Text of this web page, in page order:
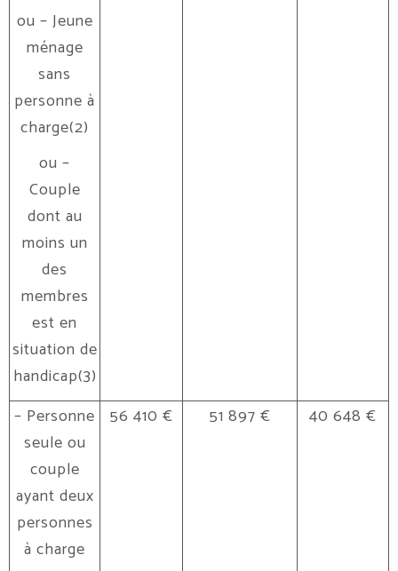
ou – Jeune
ménage
sans
personne à
charge(2)
ou –
Couple
dont au
moins un
des
membres
est en
situation de
handicap(3)
– Personne
seule ou
couple
ayant deux
personnes
à charge
56 410 € 51 897 € 40 648 €